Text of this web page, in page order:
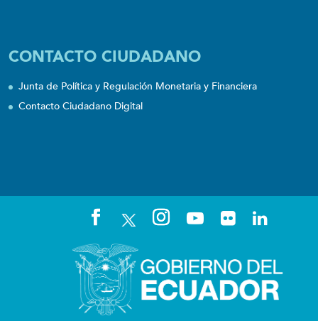
CONTACTO CIUDADANO
Junta de Política y Regulación Monetaria y Financiera
Contacto Ciudadano Digital